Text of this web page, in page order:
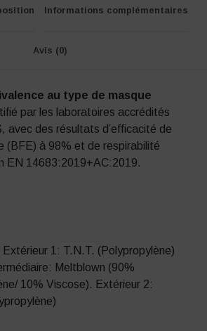
Informations complémentaires
Avis (0)
au type de masque
par les laboratoires accrédités
avec des résultats d’efficacité de
(BFE) à 98% et de respirabilité
EN 14683:2019+AC:2019.
Extérieur 1: T.N.T. (Polypropylène)
Meltblown (90%
10% Viscose). Extérieur 2: